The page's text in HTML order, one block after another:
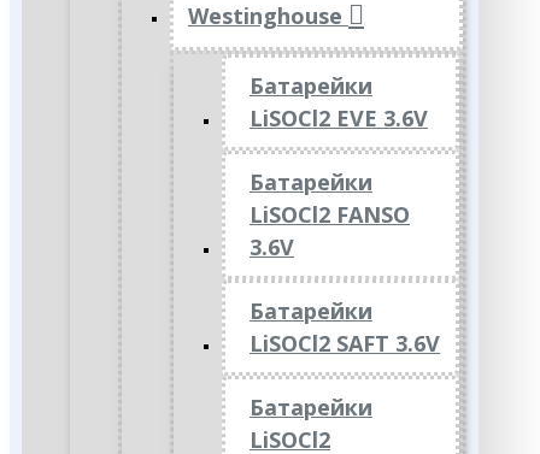
Westinghouse
Батарейки
LiSOCl2 EVE 3.6V
Батарейки
LiSOCl2 FANSO
3.6V
Батарейки
LiSOCl2 SAFT 3.6V
Батарейки
LiSOCl2